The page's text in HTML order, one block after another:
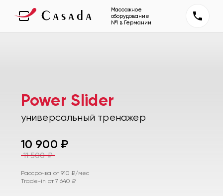
Массажное
оборудование
№1 в Германии
Power Slider
универсальный тренажер
10 900 ₽
11 500₽
Рассрочка от910 ₽/мес
Trade-in от 7 640 ₽